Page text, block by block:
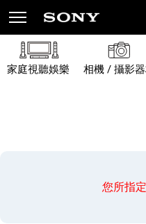
家庭視聽娛樂 相機 / 攝影
您所指